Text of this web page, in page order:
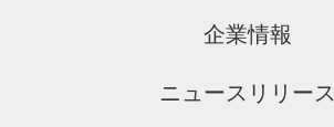
企業情報
ニュースリリース